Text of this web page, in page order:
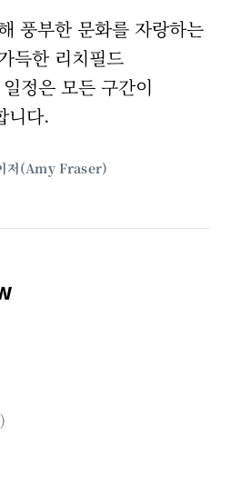
풍부한 문화를 자랑하는
득한 리치필드
정은 모든 구간이
니다.
저(Amy Fraser)